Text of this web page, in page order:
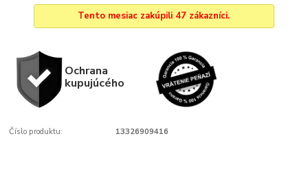
Tento mesiac zakúpili 47 zákazníci.
Ochrana
kupujúcého
Číslo produktu: 13326909416